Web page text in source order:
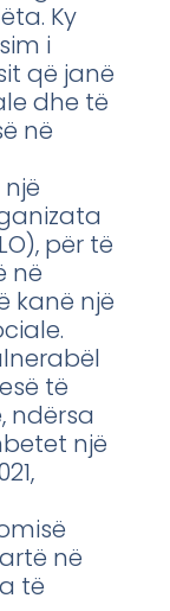
Ky
i
që janë
dhe të
në
për të
në
kanë një
të
ndërsa
një
në
të